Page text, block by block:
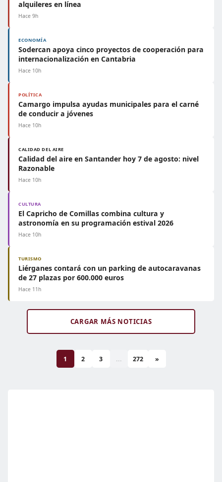
alquileres en línea
Hace 9h
ECONOMÍA
Sodercan apoya cinco proyectos de cooperación para
internacionalización en Cantabria
Hace 10h
POLÍTICA
Camargo impulsa ayudas municipales para el carné
de conducir a jóvenes
Hace 10h
CALIDAD DEL AIRE
Calidad del aire en Santander hoy 7 de agosto: nivel
Razonable
Hace 10h
CULTURA
El Capricho de Comillas combina cultura y
astronomía en su programación estival 2026
Hace 10h
TURISMO
Liérganes contará con un parking de autocaravanas
de 27 plazas por 600.000 euros
Hace 11h
CARGAR MÁS NOTICIAS
1 2 3 ... 272 »